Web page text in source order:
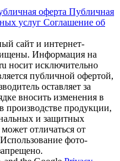
оферта Публичная
услуг Соглашение об
сайт и интернет-
Информация на
носит исключительно
публичной офертой,
оставляет за
вносить изменения в
производстве продукции,
и защитных
отличаться от
фото-